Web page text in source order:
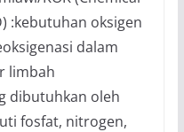
:kebutuhan oksigen
dalam
limbah
dibutuhkan oleh
fosfat, nitrogen,